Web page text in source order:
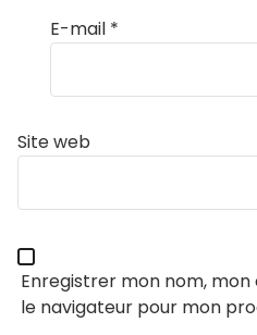
E-mail *
Site web
Enregistrer mon nom,
le navigateur pour mon